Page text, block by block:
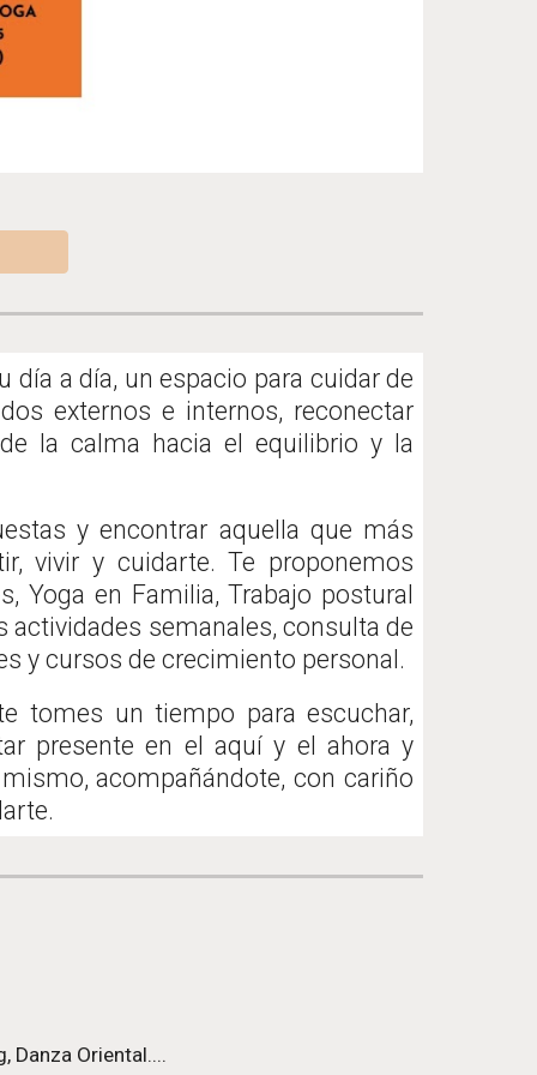
día a día, un espacio para cuidar de
externos e internos, reconectar
la calma hacia el equilibrio y la
y encontrar aquella que más
vivir y cuidarte. Te proponemos
Yoga en Familia, Trabajo postural
actividades semanales, consulta de
y cursos de crecimiento personal.
tomes un tiempo para escuchar,
presente en el aquí y el ahora y
acompañándote, con cariño
Danza Oriental....